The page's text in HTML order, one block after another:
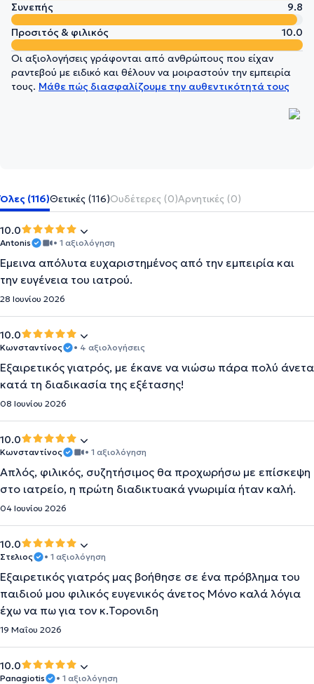
Συνεπής
9.8
Προσιτός & φιλικός
10.0
Οι αξιολογήσεις γράφονται από ανθρώπους που είχαν
ραντεβού με ειδικό και θέλουν να μοιραστούν την εμπειρία
τους. Μάθε πώς διασφαλίζουμε την αυθεντικότητά τους
Όλες (116)Θετικές (116)Ουδέτερες (0)Αρνητικές (0)
10.0
Antonis • 1 αξιολόγηση
Έμεινα απόλυτα ευχαριστημένος από την εμπειρία και
την ευγένεια του ιατρού.
28 Ιουνίου 2026
10.0
Κωνσταντίνος • 4 αξιολογήσεις
Εξαιρετικός γιατρός, με έκανε να νιώσω πάρα πολύ άνετα
κατά τη διαδικασία της εξέτασης!
08 Ιουνίου 2026
10.0
Κωνσταντίνος • 1 αξιολόγηση
Απλός, φιλικός, συζητήσιμος θα προχωρήσω με επίσκεψη
στο ιατρείο, η πρώτη διαδικτυακά γνωριμία ήταν καλή.
04 Ιουνίου 2026
10.0
Στελιος • 1 αξιολόγηση
Εξαιρετικός γιατρός μας βοήθησε σε ένα πρόβλημα του
παιδιού μου φιλικός ευγενικός άνετος Μόνο καλά λόγια
έχω να πω για τον κ.Τορονιδη
19 Μαΐου 2026
10.0
Panagiotis • 1 αξιολόγηση